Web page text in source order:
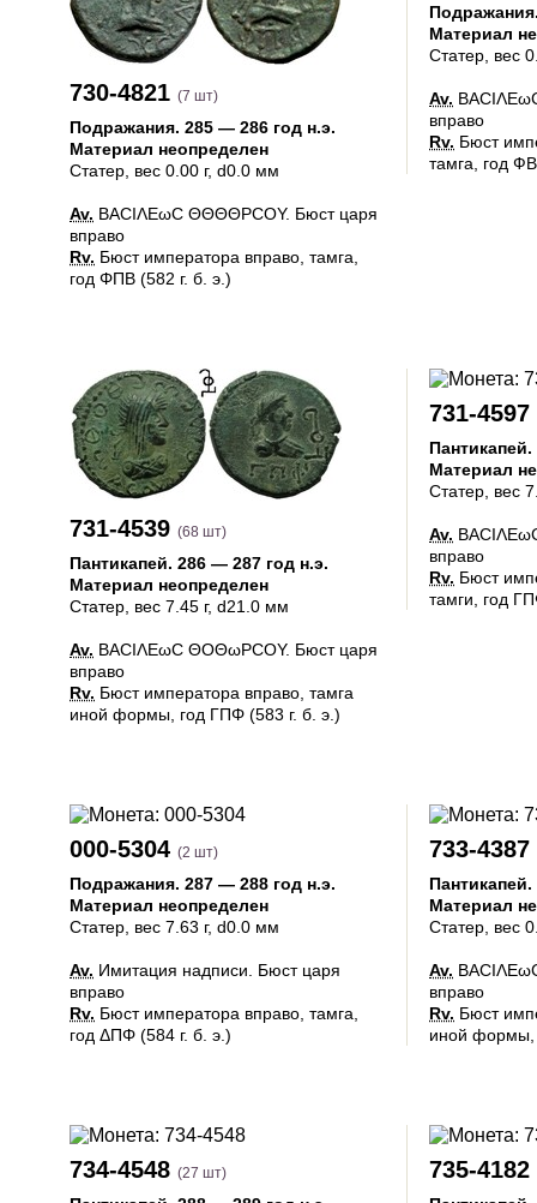
730-4821 (7 шт)
Подражания. 285 — 286 год н.э.
Материал неопределен
Статер , вес 0.00 г, d0.0 мм
Av. ΒΑCΙΛΕωC ΘΘΘΘΡCΟΥ. Бюст царя
вправо
Rv. Бюст императора вправо, тамга,
год ΦΠΒ (582 г. б. э.)
Подражания
Материал
Статер , вес
Av.
вправо
Rv. Бюст
тамга, год
731-4539 (68 шт)
Пантикапей. 286 — 287 год н.э.
Материал неопределен
Статер , вес 7.45 г, d21.0 мм
Av. ΒΑCΙΛΕωC ΘΟΘωΡCΟΥ. Бюст царя
вправо
Rv. Бюст императора вправо, тамга
иной формы, год ΓΠΦ (583 г. б. э.)
731-4597
Пантикапей.
Материал
Статер , вес
Av.
вправо
Rv. Бюст
тамги, год
000-5304 (2 шт)
Подражания. 287 — 288 год н.э.
Материал неопределен
Статер , вес 7.63 г, d0.0 мм
Av. Имитация надписи. Бюст царя
вправо
Rv. Бюст императора вправо, тамга,
год ΔΠΦ (584 г. б. э.)
733-4387
Пантикапей.
Материал
Статер , вес
Av.
вправо
Rv. Бюст
иной формы,
734-4548 (27 шт) 735-4182